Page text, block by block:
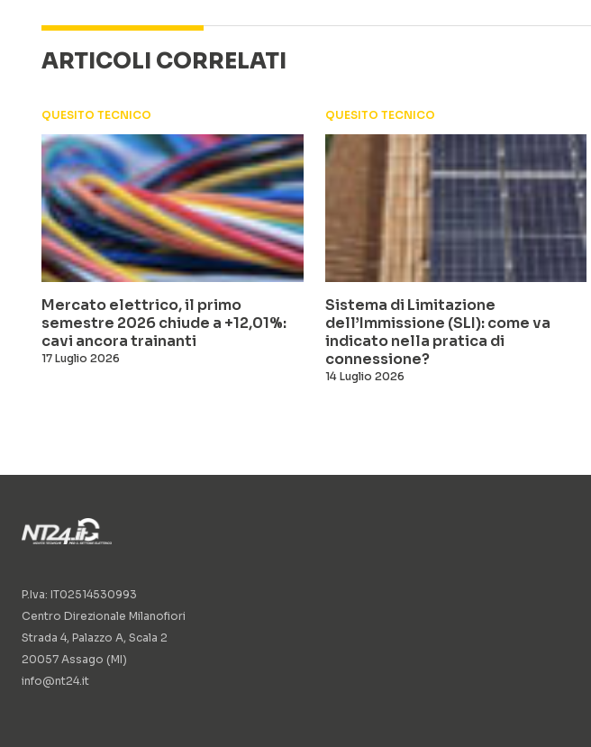
ARTICOLI CORRELATI
QUESITO TECNICO
Mercato elettrico, il primo
semestre 2026 chiude a +12,01%:
cavi ancora trainanti
17 Luglio 2026
QUESITO TECNICO
Sistema di Limitazione
dell’Immissione (SLI): come va
indicato nella pratica di
connessione?
14 Luglio 2026
P.Iva: IT02514530993
Centro Direzionale Milanofiori
Strada 4, Palazzo A, Scala 2
20057 Assago (MI)
info@nt24.it